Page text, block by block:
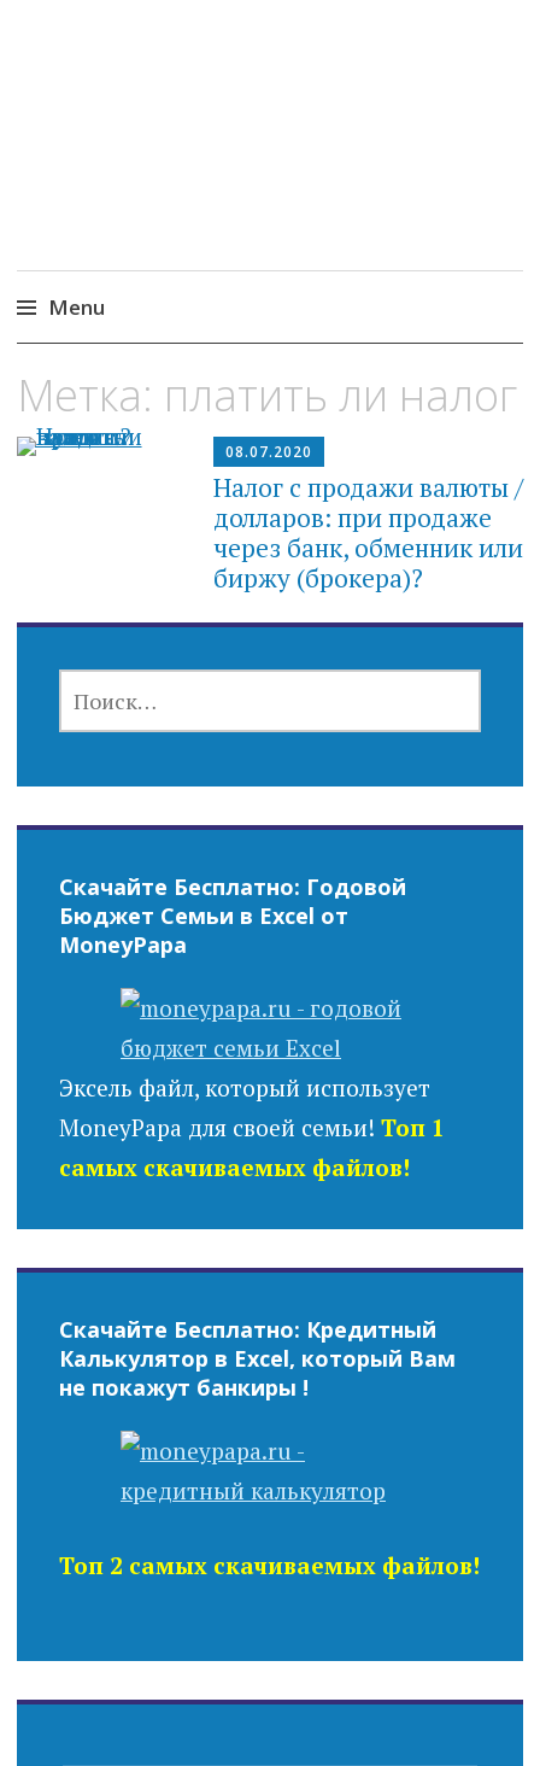
Menu
to
content
Метка: платить ли налог
08.07.2020
Налог с продажи валюты /
долларов: при продаже
через банк, обменник или
биржу (брокера)?
Скачайте Бесплатно: Годовой
Бюджет Семьи в Excel от
MoneyPapa
Эксель файл, который использует
MoneyPapa для своей семьи! Топ 1
самых скачиваемых файлов!
Скачайте Бесплатно: Кредитный
Калькулятор в Excel, который Вам
не покажут банкиры !
Топ 2 самых скачиваемых файлов!